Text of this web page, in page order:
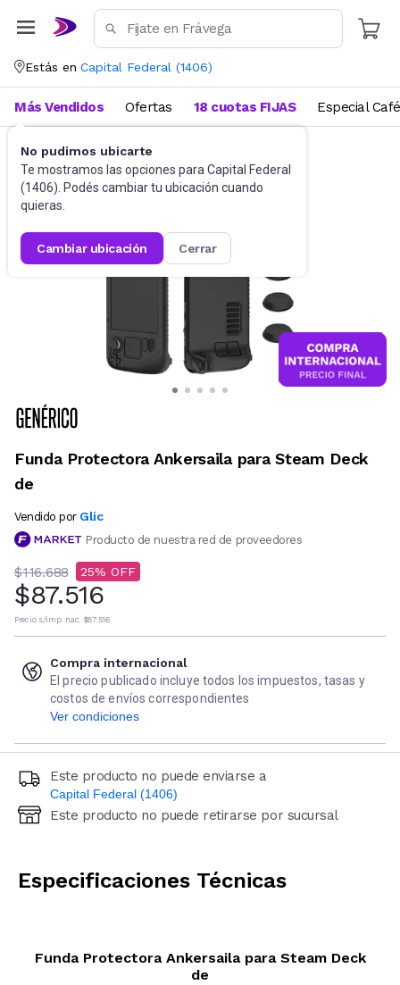
Estás en Capital Federal (1406)
No pudimos ubicarte
Te mostramos las opciones para Capital Federal
(1406). Podés cambiar tu ubicación cuando
quieras.
cambiar ubicación cerrar
Más Vendidos Ofertas 18 cuotas FIJAS Especial Café
Videojuegos Accesorios
Funda Protectora Ankersaila para Steam Deck
de
Vendido por Glic
Producto de nuestra red de proveedores
$116.688 25
$87.516
Precio s/imp. nac. $87.516
Compra internacional
El precio publicado incluye todos los impuestos, tasas y
costos de envíos correspondientes
Ver condiciones
Este producto no puede enviarse a
Capital Federal (1406)
Ingresá código postal (sólo números)
Este producto no puede retirarse por sucursal
Especificaciones Técnicas
Funda Protectora Ankersaila para Steam Deck
de